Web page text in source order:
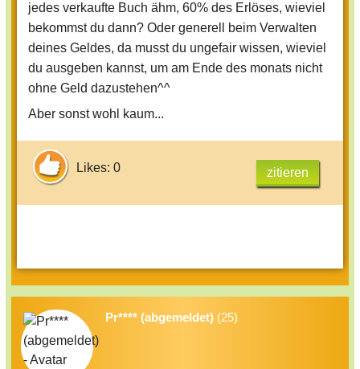
jedes verkaufte Buch ähm, 60% des Erlöses, wieviel
bekommst du dann? Oder generell beim Verwalten
deines Geldes, da musst du ungefair wissen, wieviel
du ausgeben kannst, um am Ende des monats nicht
ohne Geld dazustehen^^
Aber sonst wohl kaum...
Likes: 0 zitieren
Pr**** (abgemeldet) (25)